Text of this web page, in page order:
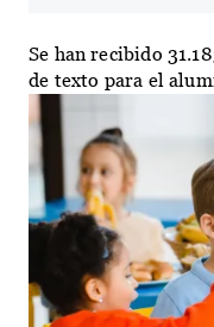
Se han recibido
de texto para el